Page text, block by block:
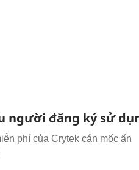
người đăng ký sử
phí của Crytek cán mốc ấn